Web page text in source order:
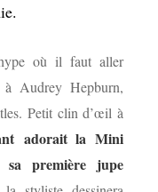
où il faut aller
Audrey Hepburn,
Petit clin d’œil à
adorait la Mini
première jupe